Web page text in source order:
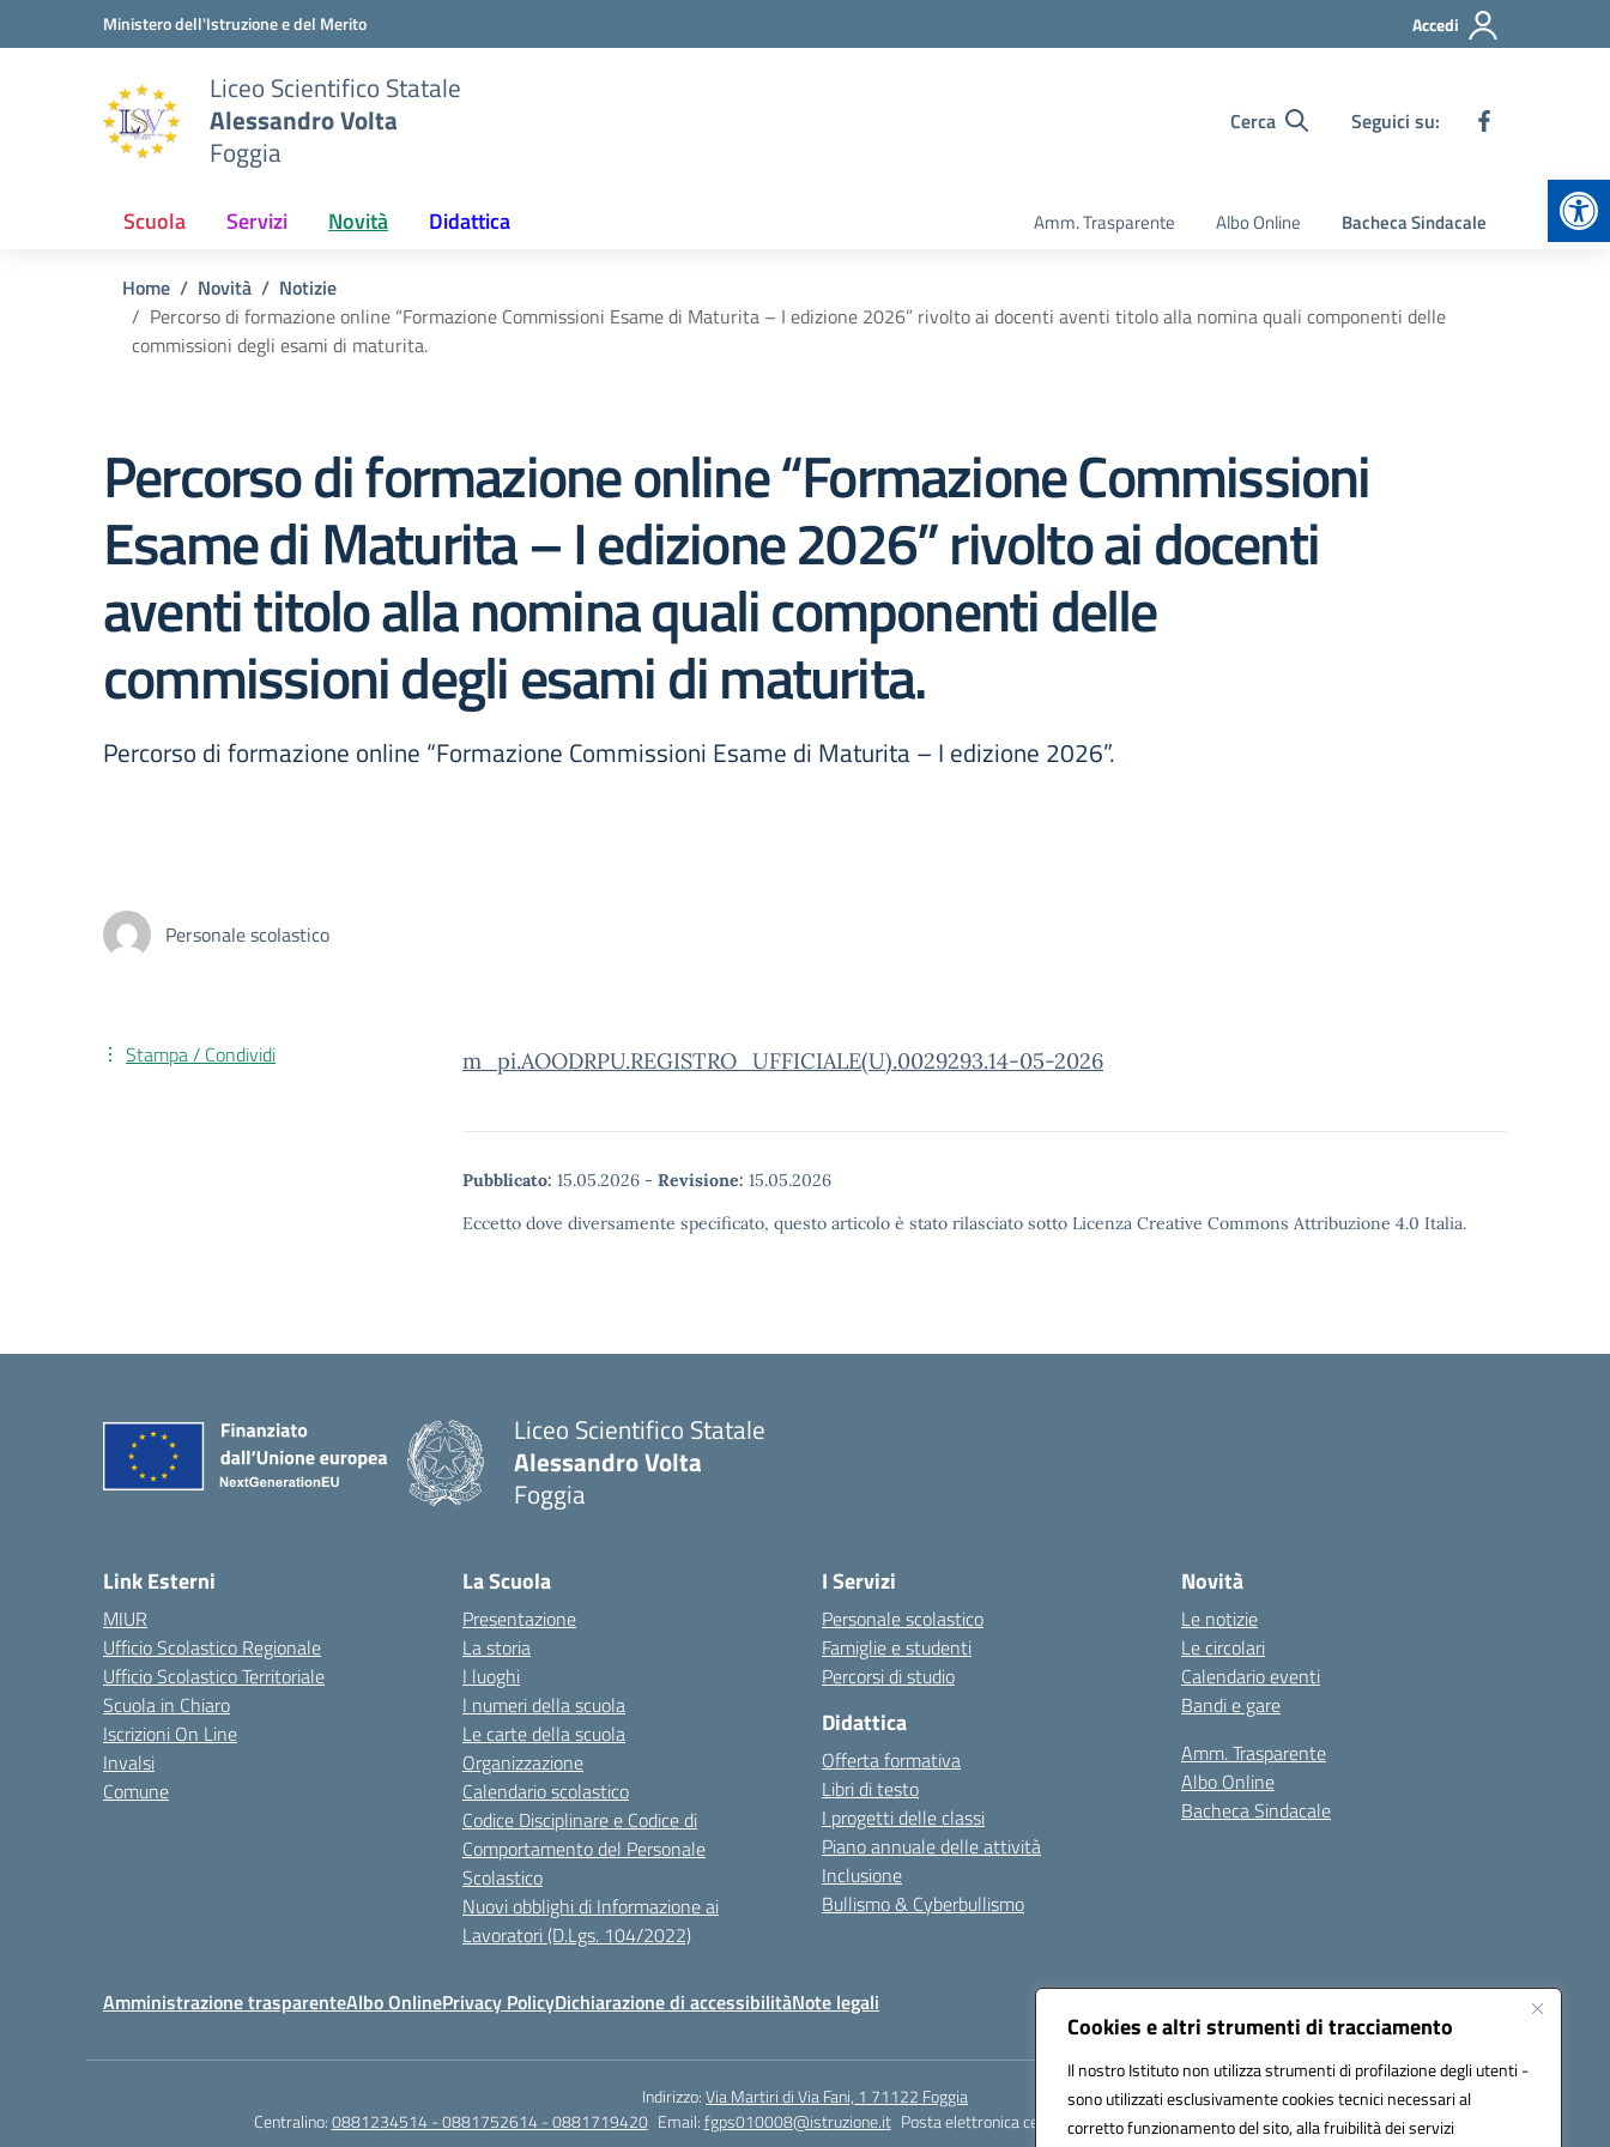
Cookies e altri strumenti di tracciamento
Il nostro Istituto non utilizza strumenti di profilazione degli utenti -
sono utilizzati esclusivamente cookies tecnici necessari al
corretto funzionamento del sito, alla fruibilità dei servizi
Vai ai contenuti
Vai al menu di navigazioneMinistero dell'Istruzione e del Merito Accedi
Liceo Scientifico Statale
Alessandro Volta
Foggia
Cerca Seguici su:
Scuola Servizi Novità Didattica Amm. Trasparente Albo Online Bacheca Sindacale
Home Novità
Notizie
Percorso di formazione online “Formazione Commissioni Esame di Maturita – I edizione 2026” rivolto ai docenti aventi titolo alla nomina quali componenti delle
commissioni degli esami di maturita.
Percorso di formazione online “Formazione Commissioni
Esame di Maturita – I edizione 2026” rivolto ai docenti
aventi titolo alla nomina quali componenti delle
commissioni degli esami di maturita.
Percorso di formazione online “Formazione Commissioni Esame di Maturita – I edizione 2026”.
Personale scolastico
m_pi.AOODRPU.REGISTRO_UFFICIALE(U).0029293.14-05-2026
Pubblicato: 15.05.2026 - Revisione: 15.05.2026
Eccetto dove diversamente specificato, questo articolo è stato rilasciato sotto Licenza Creative Commons Attribuzione 4.0 Italia.
Stampa / Condividi
Liceo Scientifico Statale
Alessandro Volta
Foggia
Link Esterni
MIUR
Ufficio Scolastico Regionale
Ufficio Scolastico Territoriale
Scuola in Chiaro
Iscrizioni On Line
Invalsi
Comune
La Scuola
Presentazione
La storia
I luoghi
I numeri della scuola
Le carte della scuola
Organizzazione
Calendario scolastico
Codice Disciplinare e Codice di
Comportamento del Personale
Scolastico
Nuovi obblighi di Informazione ai
Lavoratori (D.Lgs. 104/2022)
I Servizi
Personale scolastico
Famiglie e studenti
Percorsi di studio
Didattica
Offerta formativa
Libri di testo
I progetti delle classi
Piano annuale delle attività
Inclusione
Bullismo & Cyberbullismo
Novità
Le notizie
Le circolari
Calendario eventi
Bandi e gare
Amm. Trasparente
Albo Online
Bacheca Sindacale
Amministrazione trasparenteAlbo OnlinePrivacy PolicyDichiarazione di accessibilitàNote legali Seguici su:
Indirizzo:Via Martiri di Via Fani, 1 71122 Foggia
Centralino:0881234514 - 0881752614 - 0881719420 Email:fgps010008@istruzione.it Posta elettronica certificata (PEC):fgps010008@pec.istruzione.it